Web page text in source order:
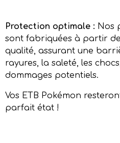
Protection optimale : Nos
sont fabriquées à partir
qualité, assurant une
rayures, la saleté, les
dommages potentiels.
Vos ETB Pokémon
parfait état !